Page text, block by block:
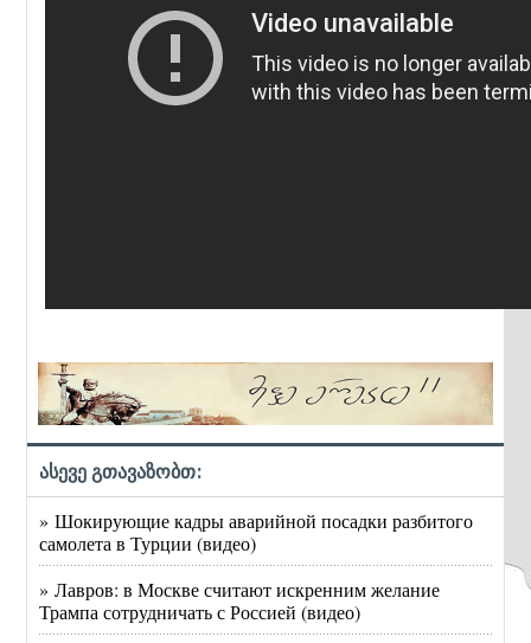
ასევე გთავაზობთ:
» Шокирующие кадры аварийной посадки разбитого
самолета в Турции (видео)
» Лавров: в Москве считают искренним желание
Трампа сотрудничать с Россией (видео)